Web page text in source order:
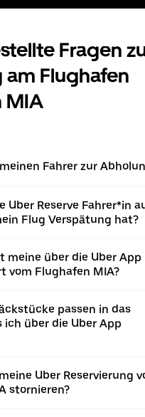
Fragen
Flughafen
MIA
Fahrer zur
Uber Reserve Fahrer*in
Flug Verspätung hat?
meine über die Uber App
vom Flughafen MIA?
passen in das
ich über die Uber App
Uber Reservierung
stornieren?